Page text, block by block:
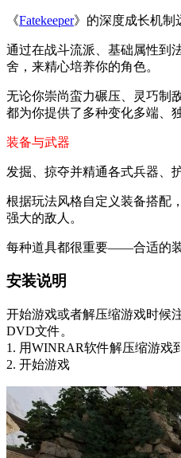
《Fatekeeper》的深度成长机制
通过在战斗流派、基础属性到
舍，来精心培养你的角色。
无论你崇尚蛮力碾压、灵巧制
都为你提供了多种变化多端、
装备与武器
发掘、掠夺并精通各式兵器、
根据玩法风格自定义装备搭配
强大的敌人。
每种道具都很重要——合适的
安装说明
开始游戏或者解压缩游戏时候
DVD文件。
1. 用WINRAR软件解压缩游戏
2. 开始游戏